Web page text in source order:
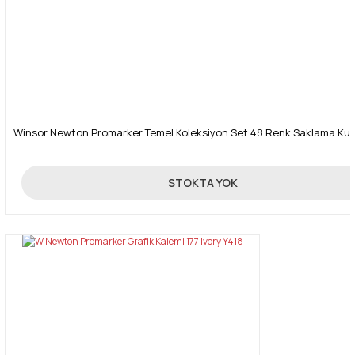
Winsor Newton Promarker Temel Koleksiyon Set 48 Renk Saklama
1.250,00 TL
STOKTA YOK